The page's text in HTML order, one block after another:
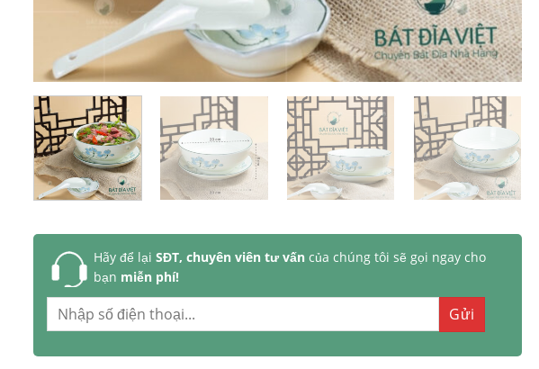
Hãy để lại SĐT, chuyên viên tư vấncủa chúng tôi sẽ gọi ngay cho
bạn miễn phí!